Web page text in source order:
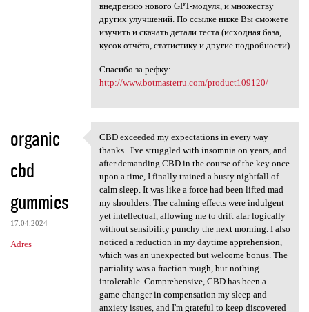
внедрению нового GPT-модуля, и множеству
других улучшений. По ссылке ниже Вы сможете
изучить и скачать детали теста (исходная база,
кусок отчёта, статистику и другие подробности)
Спасибо за рефку:
http://www.botmasterru.com/product109120/
organic
cbd
gummies
17.04.2024
Adres
CBD exceeded my expectations
CBD exceeded my expectations in every way
thanks . I've struggled with insomnia on years, and
after demanding CBD in the course of the key once
upon a time, I finally trained a busty nightfall of
calm sleep. It was like a force had been lifted mad
my shoulders. The calming effects were indulgent
yet intellectual, allowing me to drift afar logically
without sensibility punchy the next morning. I also
noticed a reduction in my daytime apprehension,
which was an unexpected but welcome bonus. The
partiality was a fraction rough, but nothing
intolerable. Comprehensive, CBD has been a
game-changer in compensation my sleep and
anxiety issues, and I'm grateful to keep discovered